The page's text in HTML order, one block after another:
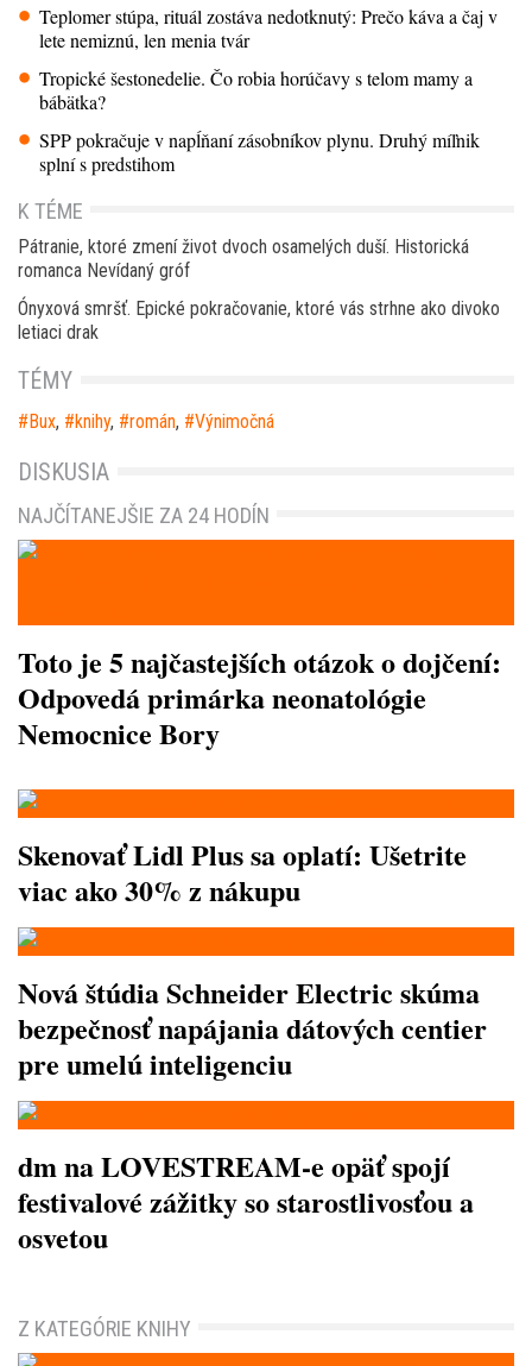
Teplomer stúpa, rituál zostáva nedotknutý: Prečo káva a čaj v
lete nemiznú, len menia tvár
Tropické šestonedelie. Čo robia horúčavy s telom mamy a
bábätka?
SPP pokračuje v napĺňaní zásobníkov plynu. Druhý míľnik
splní s predstihom
K TÉME
Pátranie, ktoré zmení život dvoch osamelých duší. Historická
romanca Nevídaný gróf
Ónyxová smršť. Epické pokračovanie, ktoré vás strhne ako divoko
letiaci drak
TÉMY
Bux, knihy, román, Výnimočná
DISKUSIA
NAJČÍTANEJŠIE ZA 24 HODÍN
Toto je 5 najčastejších otázok o dojčení:
Odpovedá primárka neonatológie
Nemocnice Bory
Skenovať Lidl Plus sa oplatí: Ušetrite
viac ako 30% z nákupu
Nová štúdia Schneider Electric skúma
bezpečnosť napájania dátových centier
pre umelú inteligenciu
dm na LOVESTREAM-e opäť spojí
festivalové zážitky so starostlivosťou a
osvetou
Z KATEGÓRIE KNIHY